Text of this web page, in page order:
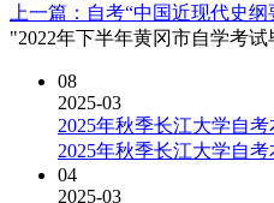
上一篇：自考“中国近现代史
"2022年下半年黄冈市自学考
08
2025-03
2025年秋季长江大学自
2025年秋季长江大学自
04
2025-03